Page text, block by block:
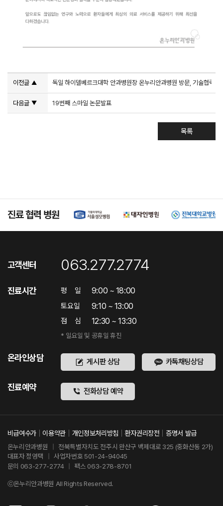
이전글 ▲ 독일 하이델베르크대학 안과병원장 온누리안과병원 방문, 기술협력 등
다음글 ▼ 19번째 스마일 논문발표
목록
진료 협력 병원
고객센터 063.277.2774
진료시간 평 일 9:00 ~ 18:00
토요일 9:10 ~ 13:00
점 심 12:30 ~ 13:30
* 일요일 및 공휴일 휴진
온라인상담 게시판 상담 카톡채팅상담
진료예약 전화상담 예약
비급여수가 이용약관 개인정보처리방침 환자권리장전
증명서 발급
온누리안과병원
|
전북특별자치도 전주시 완산구 백제대로 325 (중화산동 2가)
대표자 정영택
사업자번호 501-24-94045
문의 063-277-2774
팩스 063-278-8701
ⓒ온누리안과병원 All Rights Reserved.